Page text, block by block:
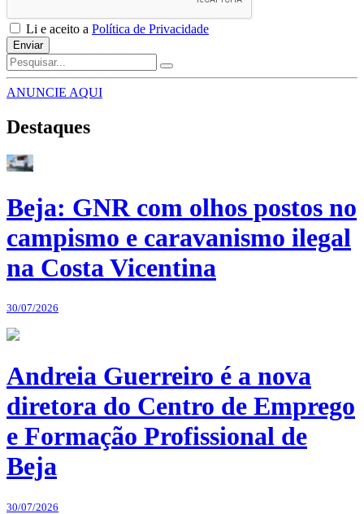
Li e aceito a Política de Privacidade
Enviar
ANUNCIE AQUI
Destaques
Beja: GNR com olhos postos no
campismo e caravanismo ilegal
na Costa Vicentina
30/07/2026
Andreia Guerreiro é a nova
diretora do Centro de Emprego
e Formação Profissional de
Beja
30/07/2026